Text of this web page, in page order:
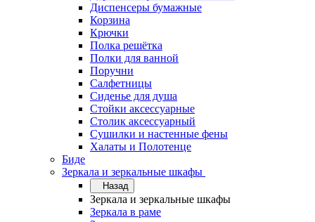
Диспенсеры бумажные
Корзина
Крючки
Полка решётка
Полки для ванной
Поручни
Салфетницы
Сиденье для душа
Стойки аксессуарные
Столик аксессуарный
Сушилки и настенные фены
Халаты и Полотенце
Биде
Зеркала и зеркальные шкафы
Назад
Зеркала и зеркальные шкафы
Зеркала в раме